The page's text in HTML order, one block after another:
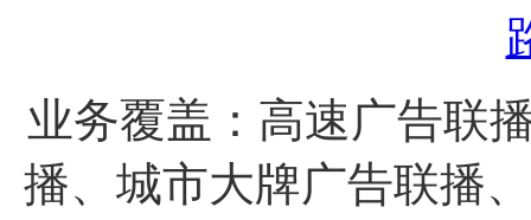
业务覆盖：高速广告联
播、城市大牌广告联播